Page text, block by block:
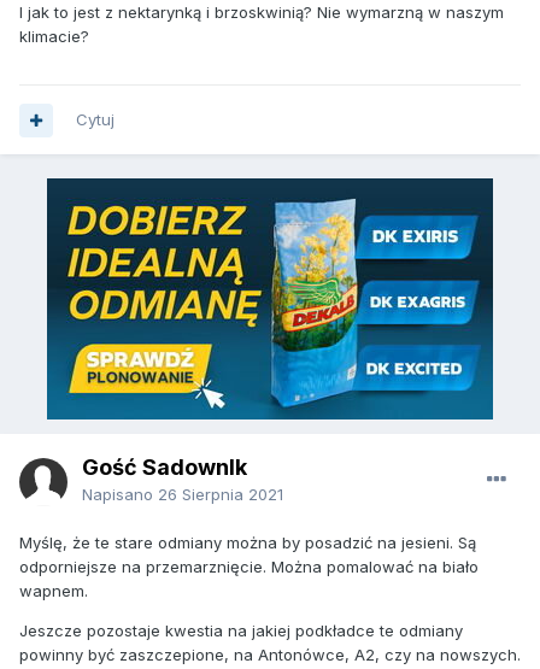
Później podlewać, usuwać chwasty i powinno rosnąć.
jest ładna i nie ma mszycy na drzewach (Idared duzo
gorzej)
I jak to jest z nektarynką i brzoskwinią? Nie wymarzną w naszym
klimacie?
Cytuj
Gość SadownIk
Napisano 26 Sierpnia 2021
Myślę, że te stare odmiany można by posadzić na jesieni. Są
odporniejsze na przemarznięcie. Można pomalować na biało
wapnem.
Jeszcze pozostaje kwestia na jakiej podkładce te odmiany
powinny być zaszczepione, na Antonówce, A2, czy na nowszych.